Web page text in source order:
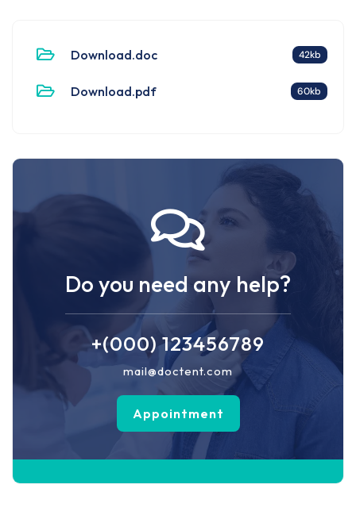
Download.doc 42kb
Download.pdf 60kb
Do you need any help?
+(000) 123456789
mail@doctent.com
Appointment